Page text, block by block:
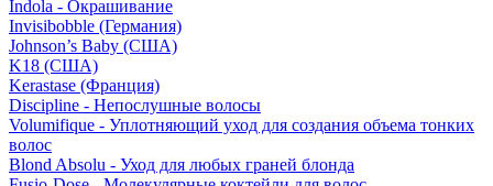
Indola - Окрашивание
Invisibobble (Германия)
Johnson’s Baby (США)
K18 (США)
Kerastase (Франция)
Discipline - Непослушные волосы
Volumifique - Уплотняющий уход для создания объема тонких
волос
Blond Absolu - Уход для любых граней блонда